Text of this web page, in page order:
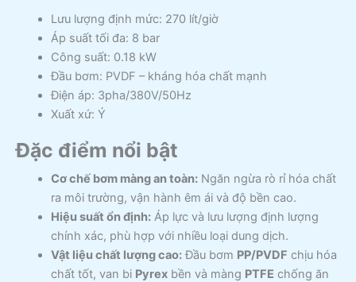
Lưu lượng định mức: 270 lít/giờ
Áp suất tối đa: 8 bar
Công suất: 0.18 kW
Đầu bơm: PVDF – kháng hóa chất mạnh
Điện áp: 3pha/380V/50Hz
Xuất xứ: Ý
Đặc điểm nổi bật
Cơ chế bơm màng an toàn:Ngăn ngừa rò rỉ hóa chất
ra môi trường, vận hành êm ái và độ bền cao.
Hiệu suất ổn định:Áp lực và lưu lượng định lượng
chính xác, phù hợp với nhiều loại dung dịch.
Vật liệu chất lượng cao:Đầu bơm PP/PVDF chịu hóa
chất tốt, van bi Pyrexbền và màng PTFE chống ăn